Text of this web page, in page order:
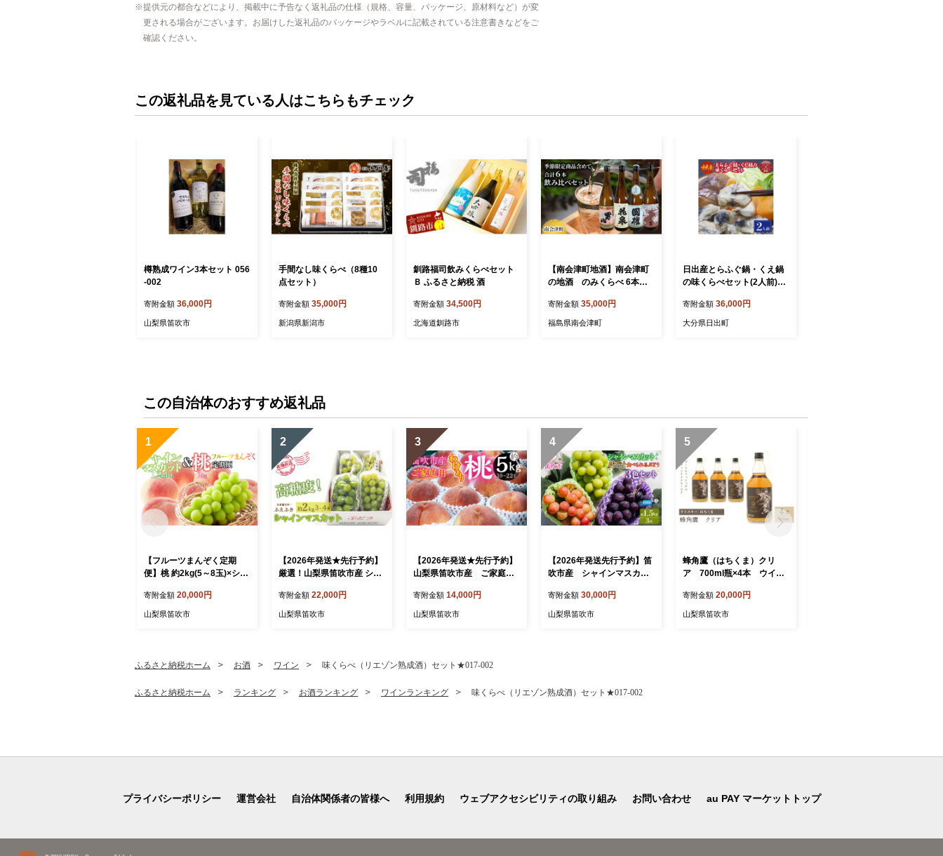
提供元の都合などにより、掲載中に予告なく返礼品の仕様（規格、容量、パッケージ、原材料など）が変
更される場合がございます。お届けした返礼品のパッケージやラベルに記載されている注意書きなどをご
確認ください。
この返礼品を見ている人はこちらもチェック
樽熟成ワイン3本セット 056
-002
寄附金額 36,000円
山梨県笛吹市
手間なし味くらべ（8種10
点セット）
寄附金額 35,000円
新潟県新潟市
釧路福司飲みくらべセット
Ｂ ふるさと納税 酒
寄附金額 34,500円
北海道釧路市
【南会津町地酒】南会津町
の地酒 のみくらべ 6本セ
寄附金額 35,000円
福島県南会津町
日出産とらふぐ鍋・くえ鍋
の味くらべセット(2人前)
寄附金額 36,000円
大分県日出町
この自治体のおすすめ返礼品
1
【フルーツまんぞく定期
便】桃 約2kg(5～8玉)×シャ
(2～3房) 126-025 | 定期便
桃 シャインマスカット 山梨
梨 笛吹市 |
寄附金額 20,000円
山梨県笛吹市
2
【2026年発送★先行予約】
厳選！山梨県笛吹市産 シャ
～4房） 156-001-26y
寄附金額 22,000円
山梨県笛吹市
3
【2026年発送★先行予約】
山梨県笛吹市産 ご家庭用
～22玉) 263-001-26y 冷蔵
便
寄附金額 14,000円
山梨県笛吹市
4
【2026年発送先行予約】笛
吹市産 シャインマスカッ
色ぶどうセット 約1.5kg 2
05-019-26y
寄附金額 30,000円
山梨県笛吹市
5
蜂角鷹（はちくま）クリ
ア 700ml瓶×4本 ウイス
寄附金額 20,000円
山梨県笛吹市
ふるさと納税ホーム お酒 ワイン 味くらべ（リエゾン熟成酒）セット★017-002
ふるさと納税ホーム ランキング お酒ランキング ワインランキング 味くらべ（リエゾン熟成酒）セット★017-002
プライバシーポリシー 運営会社 自治体関係者の皆様へ 利用規約 ウェブアクセシビリティの取り組み お問い合わせ au PAY マーケットトップ